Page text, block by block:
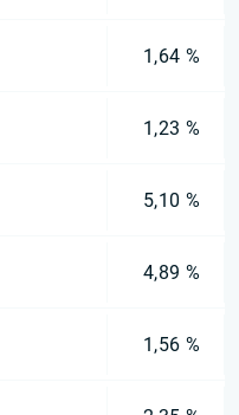
1,64 %
1,23 %
5,10 %
4,89 %
1,56 %